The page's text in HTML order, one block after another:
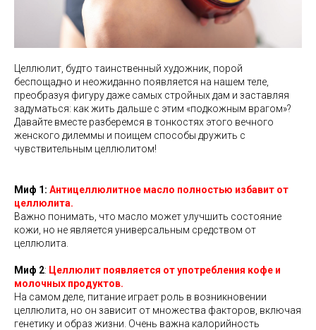
Целлюлит, будто таинственный художник, порой
беспощадно и неожиданно появляется на нашем теле,
преобразуя фигуру даже самых стройных дам и заставляя
задуматься: как жить дальше с этим «подкожным врагом»?
Давайте вместе разберемся в тонкостях этого вечного
женского дилеммы и поищем способы дружить с
чувствительным целлюлитом!
Миф 1: Антицеллюлитное масло полностью избавит от
целлюлита.
Важно понимать, что масло может улучшить состояние
кожи, но не является универсальным средством от
целлюлита.
Миф 2: Целлюлит появляется от употребления кофе и
молочных продуктов.
На самом деле, питание играет роль в возникновении
целлюлита, но он зависит от множества факторов, включая
генетику и образ жизни. Очень важна калорийность